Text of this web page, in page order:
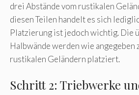
drei Abstände vom rustikalen
diesen Teilen handelt es sich
Platzierung ist jedoch wichtig. Die
Halbwände werden wie angegeben
rustikalen Geländern platziert.
Schritt 2: Triebwerke